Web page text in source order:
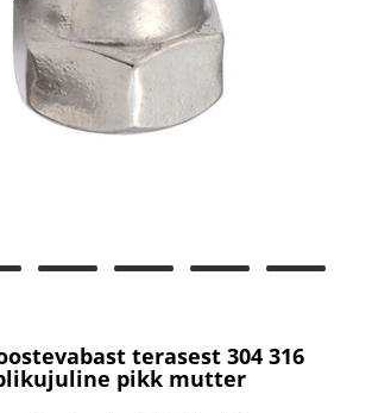
terasest 304 316
pikk mutter